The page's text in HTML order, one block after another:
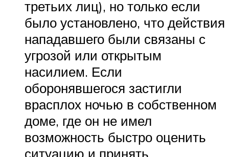
третьих лиц), но только если
было установлено, что действия
нападавшего были связаны с
угрозой или открытым
насилием. Если
оборонявшегося застигли
врасплох ночью в собственном
доме, где он не имел
возможность быстро оценить
ситуацию и принять